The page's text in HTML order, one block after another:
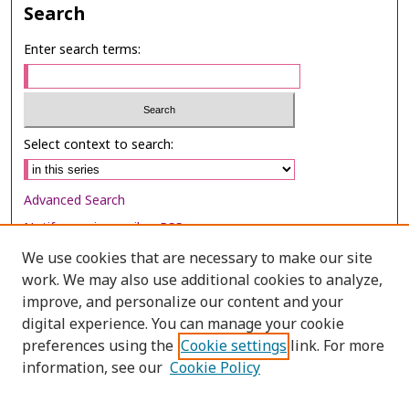
Search
Enter search terms:
Select context to search:
Advanced Search
Notify me via email orRSS
Browse
Collections
Disciplines
Authors
We use cookies that are necessary to make our site
work. We may also use additional cookies to analyze,
improve, and personalize our content and your
digital experience. You can manage your cookie
preferences using the Cookie settings link. For more
information, see our Cookie Policy